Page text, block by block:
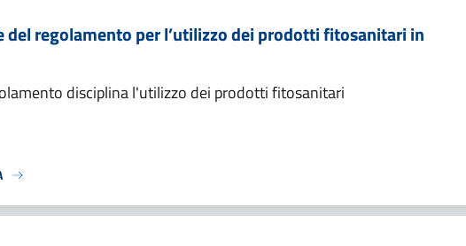
del regolamento per l’utilizzo dei prodotti fitosanitari in
disciplina l'utilizzo dei prodotti fitosanitari